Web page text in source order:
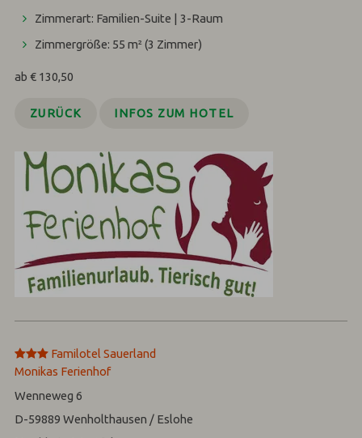
Zimmerart: Familien-Suite | 3-Raum
Zimmergröße: 55 m²(3 Zimmer)
ab € 130,50
ZURÜCK INFOS ZUM HOTEL
***
Familotel Sauerland
Monikas Ferienhof
Wenneweg 6
D-59889Wenholthausen / Eslohe